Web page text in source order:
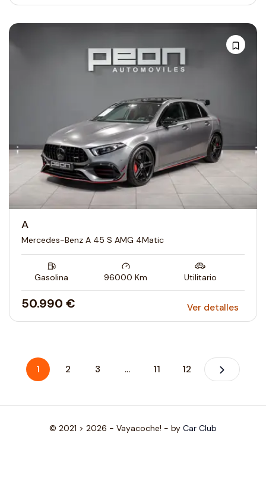
A
Mercedes-Benz A 45 S AMG 4Matic
Gasolina 96000 Km Utilitario
50.990 € Ver detalles
1 2 3 ... 11 12
© 2021 > 2026 - Vayacoche! - by Car Club